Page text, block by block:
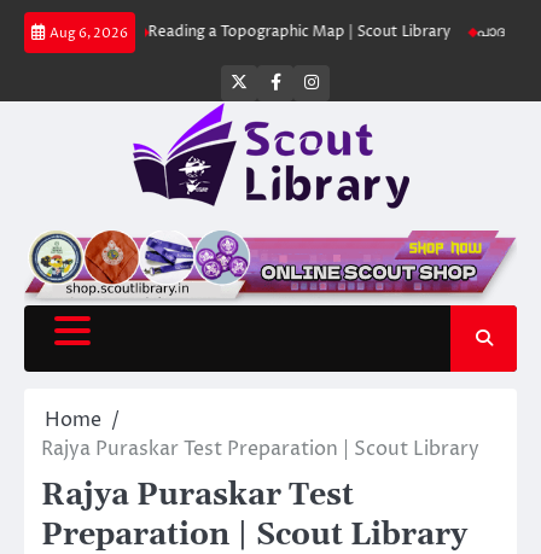
Skip
Aug 6, 2026
Reading a Topographic Map | Scout Library പാദമുദ്രകൾ
Twitter
FacebookInstagram
Home
Rajya Puraskar Test Preparation | Scout Library
Rajya Puraskar Test
Preparation | Scout Library